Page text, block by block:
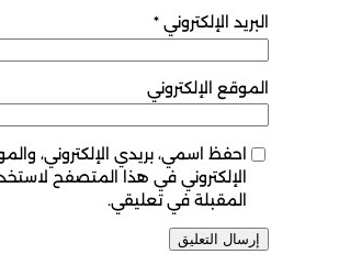
البريد الإلكتروني *
الموقع الإلكتروني
احفظ اسمي، بريدي الإلكتروني،
الإلكتروني في هذا المتصفح
المقبلة في تعليقي.